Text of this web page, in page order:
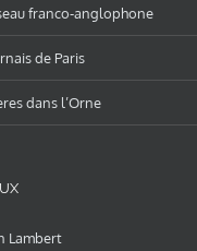
franco-anglophone
de Paris
dans l’Orne
Lambert